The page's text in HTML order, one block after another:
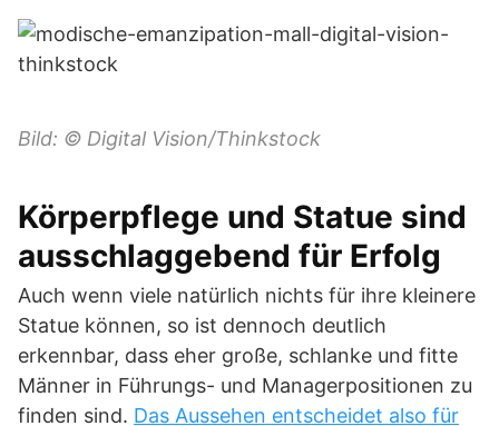
Bild: © Digital Vision/Thinkstock
Körperpflege und Statue sind
ausschlaggebend für Erfolg
Auch wenn viele natürlich nichts für ihre kleinere
Statue können, so ist dennoch deutlich
erkennbar, dass eher große, schlanke und fitte
Männer in Führungs- und Managerpositionen zu
finden sind. Das Aussehen entscheidet also für